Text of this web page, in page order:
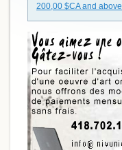
200,00 $CAand above